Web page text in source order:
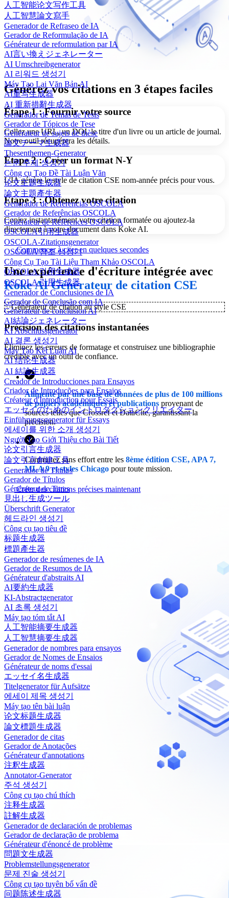
人工智能论文写作工具
人工智慧論文寫手
Generador de Refraseo de IA
Gerador de Reformulação de IA
Générateur de reformulation par IA
AI言い換えジェネレーター
AI Umschreibgenerator
AI 리워드 생성기
Máy Tạo Lại Văn Bản AI
AI重写生成器
AI 重新措辭生成器
Generador de Temas de Tesis
Gerador de Tópicos de Tese
Générateur de sujets de thèse
論文テーマ生成器
Thesenthemen-Generator
논문 주제 생성기
Công cụ Tạo Đề Tài Luận Văn
论文主题生成器
論文主題產生器
Generador de Referencias OSCOLA
Gerador de Referências OSCOLA
Générateur de Références OSCOLA
OSCOLA引用生成器
OSCOLA-Zitationsgenerator
OSCOLA 참조 생성기
Công Cụ Tạo Tài Liệu Tham Khảo OSCOLA
OSCOLA 引用生成器
OSCOLA 引用生成器
Generador de Conclusiones de IA
Gerador de Conclusão com IA
Générateur de conclusion AI
AI結論ジェネレーター
KI Abschlussgenerator
AI 결론 생성기
Máy Tạo Kết Luận AI
AI 结论生成器
AI 結論生成器
Creador de Introducciones para Ensayos
Criador de Introduções para Ensaios
Créateur d'Introduction pour Essais
エッセイのためのイントロダクションクリエイター
Einführungsgenerator für Essays
에세이를 위한 소개 생성기
Người Tạo Giới Thiệu cho Bài Tiết
论文引言生成器
論文引言創建工具
Generador de Títulos
Gerador de Títulos
Générateur de Titres
見出し生成ツール
Überschrift Generator
헤드라인 생성기
Công cụ tạo tiêu đề
标题生成器
標題產生器
Generador de resúmenes de IA
Gerador de Resumos de IA
Générateur d'abstraits AI
AI要約生成器
KI-Abstractgenerator
AI 초록 생성기
Máy tạo tóm tắt AI
人工智能摘要生成器
人工智慧摘要生成器
Generador de nombres para ensayos
Gerador de Nomes de Ensaios
Générateur de noms d'essai
エッセイ名生成器
Titelgenerator für Aufsätze
에세이 제목 생성기
Máy tạo tên bài luận
论文标题生成器
論文標題生成器
Generador de citas
Gerador de Anotações
Générateur d'annotations
注釈生成器
Annotator-Generator
주석 생성기
Công cụ tạo chú thích
注释生成器
註解生成器
Generador de declaración de problemas
Gerador de declaração de problema
Générateur d'énoncé de problème
問題文生成器
Problemstellungsgenerator
문제 진술 생성기
Công cụ tạo tuyên bố vấn đề
问题陈述生成器
Générez vos citations en 3 étapes faciles
Étape 1 : Fournir votre source
Collez une URL, un DOI, le titre d'un livre ou un article de journal.
Notre outil récupérera les détails.
Étape 2 : Créer un format N-Y
L'IA génère le style de citation CSE nom-année précis pour vous.
Étape 3 : Obtenez votre citation
Copiez instantanément votre citation formatée ou ajoutez-la
directement à votre document dans Koke AI.
Commencer à citer en quelques secondes
Une expérience d'écriture intégrée avec
Koke AI Générateur de citation CSE
✨Générateur de citation au style CSE
Précision des citations instantanées
Éliminez les erreurs de formatage et construisez une bibliographie
crédible avec un outil de confiance.
Alimenté par une base de données de plus de 100 millions
de papiers académiques et publications provenant de
sources telles que Crossref et DataCite, garantissant la
précision.
Commutez sans effort entre les 8ème édition CSE, APA 7,
MLA 9 et styles Chicago pour toute mission.
Créer des citations précises maintenant